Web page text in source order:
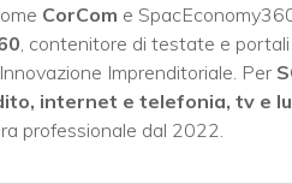
CorCom e
, contenitore di testate e
Imprenditoriale. Per
internet e telefonia, tv e
professionale dal 2022.